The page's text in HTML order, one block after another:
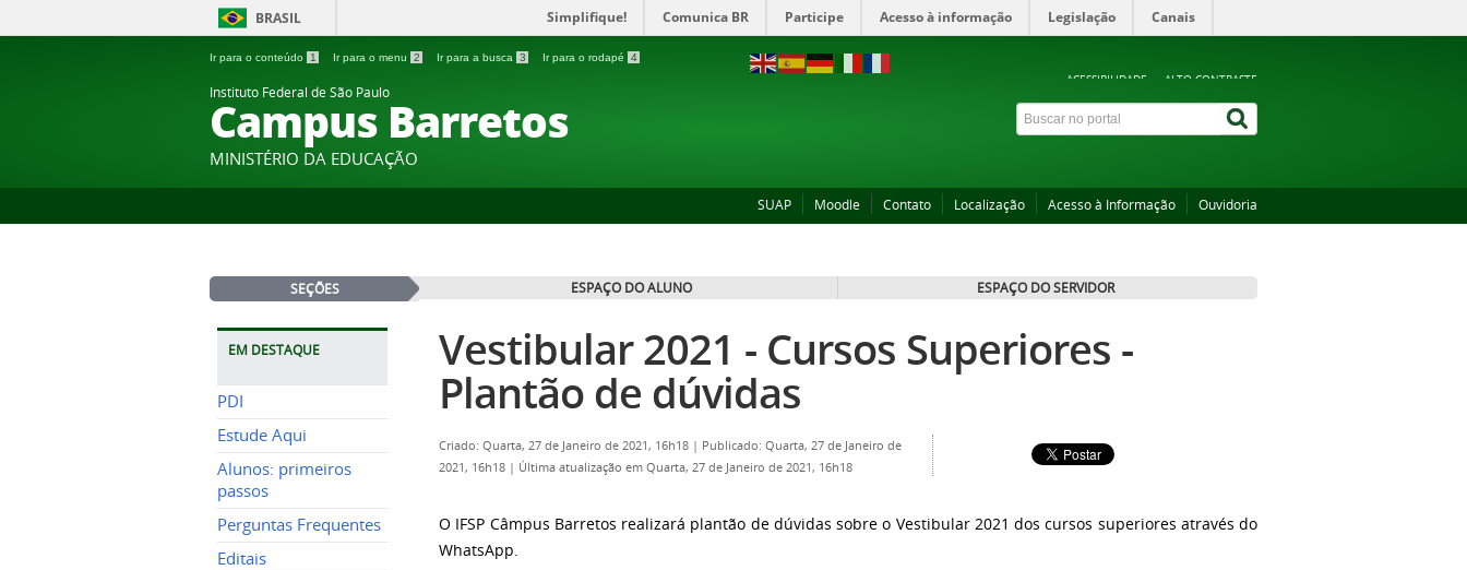
BRASIL Simplifique! Comunica BR Participe Acesso à informação Legislação Canais
Ir para o conteúdo 1 Ir para o menu 2 Ir para a busca 3 Ir para o rodapé 4
ACESSIBILIDADE ALTO CONTRASTE
Instituto Federal de São Paulo
Campus Barretos
MINISTÉRIO DA EDUCAÇÃO
SUAP Moodle Contato Localização Acesso à Informação Ouvidoria
SEÇÕES ESPAÇO DO ALUNO ESPAÇO DO SERVIDOR
EM DESTAQUE
PDI
Estude Aqui
Alunos: primeiros
passos
Perguntas Frequentes
Editais
Vestibular 2021 - Cursos Superiores -
Plantão de dúvidas
Criado: Quarta, 27 de Janeiro de 2021, 16h18 | Publicado: Quarta, 27 de Janeiro de
2021, 16h18 | Última atualização em Quarta, 27 de Janeiro de 2021, 16h18
O IFSP Câmpus Barretos realizará plantão de dúvidas sobre o Vestibular 2021 dos cursos superiores através do
WhatsApp.